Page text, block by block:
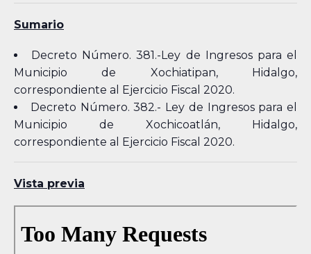
Sumario
Decreto Número. 381.-Ley de Ingresos para el
Municipio de Xochiatipan, Hidalgo,
correspondiente al Ejercicio Fiscal 2020.
Decreto Número. 382.- Ley de Ingresos para el
Municipio de Xochicoatlán, Hidalgo,
correspondiente al Ejercicio Fiscal 2020.
Vista previa
Skip
to
PDF